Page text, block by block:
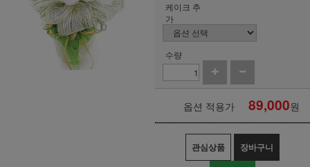
케이크 추
가
수량
옵션 적용가 89,000원
관심상품 장바구니